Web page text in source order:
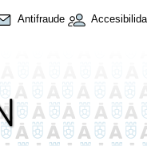
Antifraude